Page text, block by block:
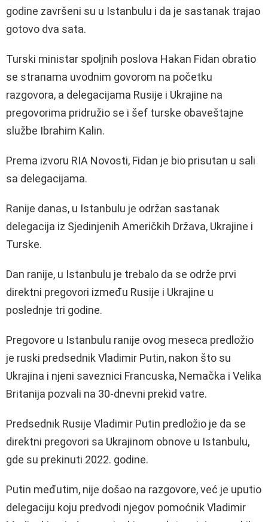
godine završeni su u Istanbulu i da je sastanak trajao
gotovo dva sata.
Turski ministar spoljnih poslova Hakan Fidan obratio
se stranama uvodnim govorom na početku
razgovora, a delegacijama Rusije i Ukrajine na
pregovorima pridružio se i šef turske obaveštajne
službe Ibrahim Kalin.
Prema izvoru RIA Novosti, Fidan je bio prisutan u sali
sa delegacijama.
Ranije danas, u Istanbulu je održan sastanak
delegacija iz Sjedinjenih Američkih Država, Ukrajine i
Turske.
Dan ranije, u Istanbulu je trebalo da se održe prvi
direktni pregovori između Rusije i Ukrajine u
poslednje tri godine.
Pregovore u Istanbulu ranije ovog meseca predložio
je ruski predsednik Vladimir Putin, nakon što su
Ukrajina i njeni saveznici Francuska, Nemačka i Velika
Britanija pozvali na 30-dnevni prekid vatre.
Predsednik Rusije Vladimir Putin predložio je da se
direktni pregovori sa Ukrajinom obnove u Istanbulu,
gde su prekinuti 2022. godine.
Putin međutim, nije došao na razgovore, već je uputio
delegaciju koju predvodi njegov pomoćnik Vladimir